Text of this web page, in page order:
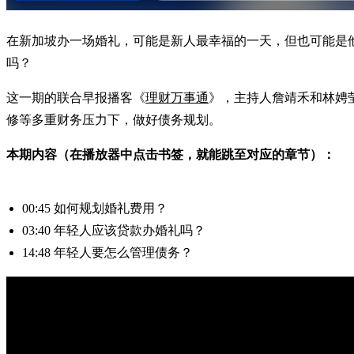
在新加坡办一场婚礼，可能是新人最幸福的一天，但也可能
吗？
这一期的联合早报播客《理财万事通》，主持人詹靖禾和林娉
修等多重财务压力下，做好债务规划。
本期内容（在播放器中点击书签，就能跳至对应的章节）：
00:45 如何规划婚礼费用？
03:40 年轻人应该贷款办婚礼吗？
14:48 年轻人要怎么管理债务？